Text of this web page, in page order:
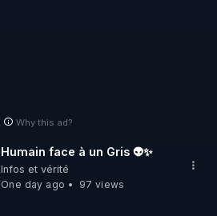
sur les extracteurs de la
rgnr.li/lechoubrave
Why this ad?
Humain face à un Gris 👽✨
Infos et vérité
One day ago
97 views